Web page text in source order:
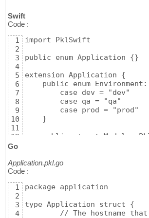
Swift
Code :
1
2
3
4
5
6
7
8
9
10
11
12
13
15
16
17
18
19
20
21
import PklSwift
public enum Application {}
extension Application {
public enum
        case dev = "dev"
        case qa = "qa"
        case prod = "prod"
    }
public struct Module:
/// The hostname
public var hostname:
/// The port to
/// The environment
Go
Application.pkl.go
Code :
1
2
3
4
package application
type Application struct {